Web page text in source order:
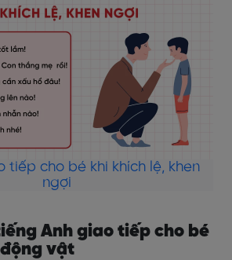
tiếp cho bé khi khích lệ, khen
ngợi
Anh giao tiếp cho bé
vật